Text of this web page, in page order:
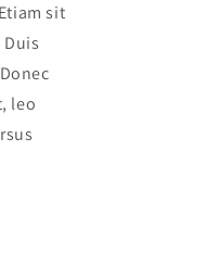
sit
leo